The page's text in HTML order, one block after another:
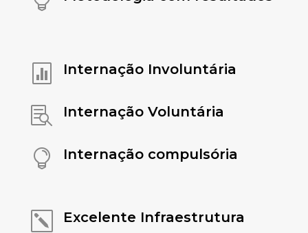
 Internação Involuntária
 Internação Voluntária
 Internação compulsória
k Excelente Infraestrutura